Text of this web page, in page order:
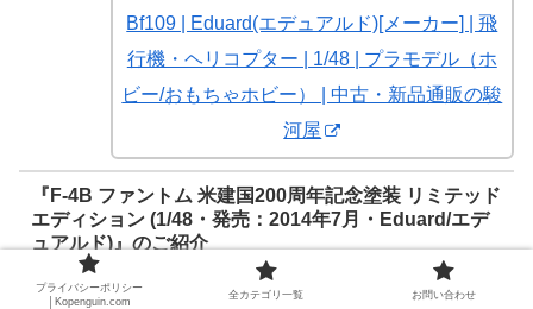
Bf109 | Eduard(エデュアルド)[メーカー] | 飛
行機・ヘリコプター | 1/48 | プラモデル（ホ
ビー/おもちゃホビー） | 中古・新品通販の駿
河屋
『F-4B ファントム 米建国200周年記念塗装 リミテッド
エディション (1/48・発売：2014年7月・Eduard/エデ
ュアルド)』のご紹介
プライバシーポリシー
│Kopenguin.com
全カテゴリ一覧 お問い合わせ